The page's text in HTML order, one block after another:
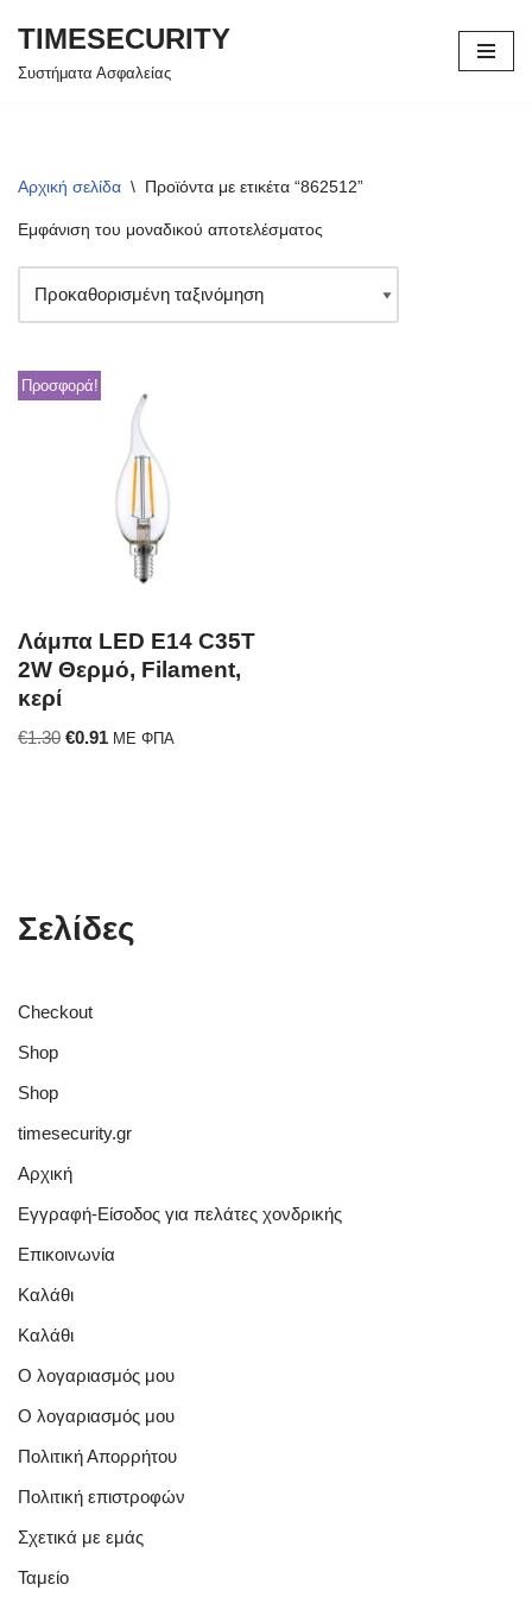
Μεταπηδήστε
TIMESECURITY
Συστήματα Ασφαλείας
Αρχική σελίδα \ Προϊόντα με ετικέτα “862512”
Εμφάνιση του μοναδικού αποτελέσματος
Προσφορά!
Λάμπα LED E14 C35T
2W Θερμό, Filament,
κερί
€1.30 €0.91 ΜΕ ΦΠΑ
Σελίδες
Checkout
Shop
Shop
timesecurity.gr
Αρχική
Εγγραφή-Είσοδος για πελάτες χονδρικής
Επικοινωνία
Καλάθι
Καλάθι
Ο λογαριασμός μου
Ο λογαριασμός μου
Πολιτική Απορρήτου
Πολιτική επιστροφών
Σχετικά με εμάς
Ταμείο